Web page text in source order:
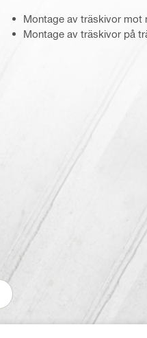
Montage av träskivor mot
Montage av träskivor på